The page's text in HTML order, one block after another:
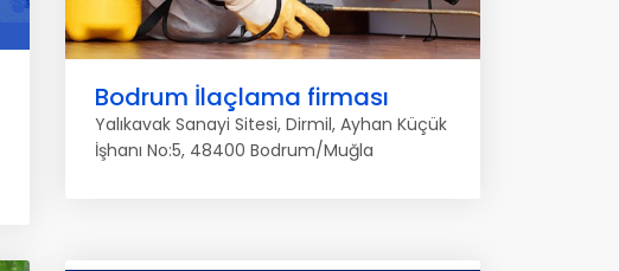
Bodrum İlaçlama firması
Yalıkavak Sanayi Sitesi, Dirmil, Ayhan Küçük
İşhanı No:5, 48400 Bodrum/Muğla